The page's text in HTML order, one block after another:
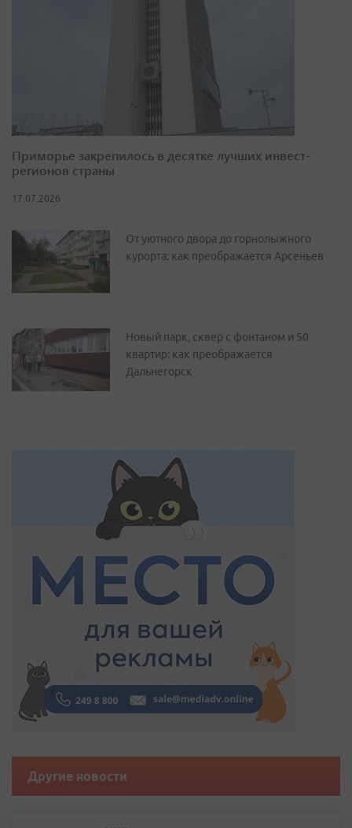
Приморье закрепилось в десятке лучших инвест-
регионов страны
17.07.2026
От уютного двора до горнолыжного
курорта: как преображается Арсеньев
Новый парк, сквер с фонтаном и 50
квартир: как преображается
Дальнегорск
Другие новости